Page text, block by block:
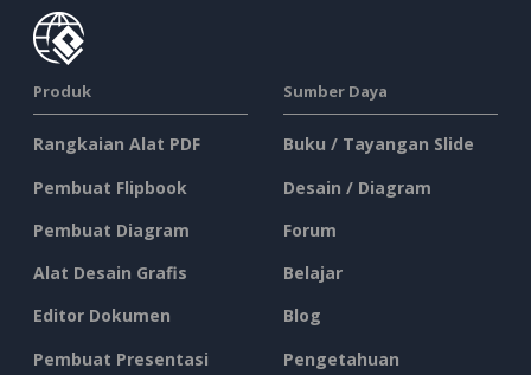
Produk
Rangkaian Alat PDF
Pembuat Flipbook
Pembuat Diagram
Alat Desain Grafis
Editor Dokumen
Pembuat Presentasi
Sumber Daya
Buku / Tayangan Slide
Desain / Diagram
Forum
Belajar
Blog
Pengetahuan